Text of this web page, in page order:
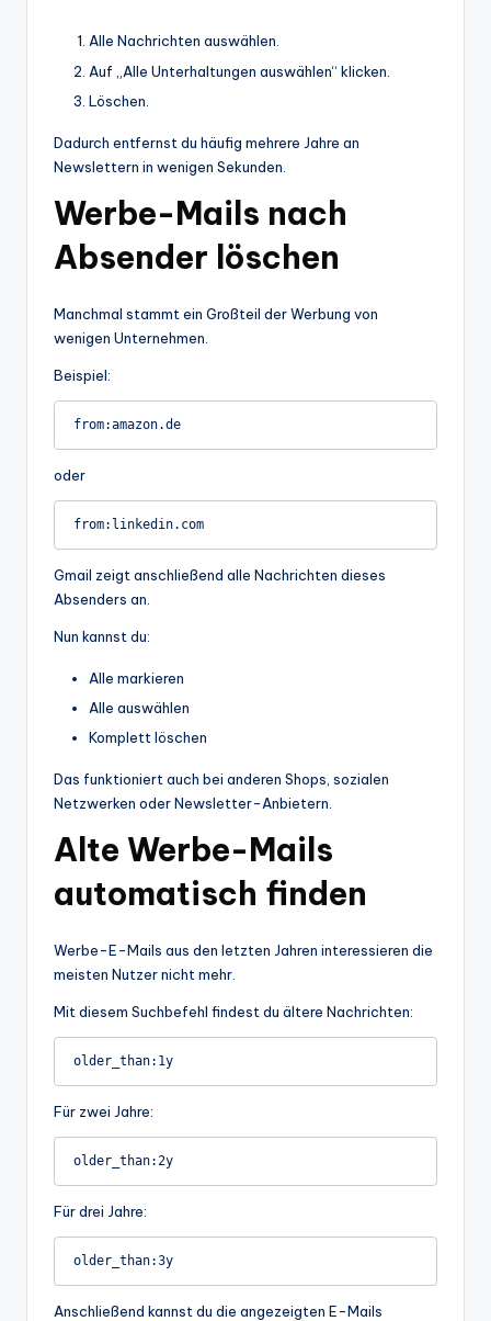
Alle Nachrichten auswählen.
Auf „Alle Unterhaltungen auswählen“ klicken.
Löschen.
Dadurch entfernst du häufig mehrere Jahre an
Newslettern in wenigen Sekunden.
Werbe-Mails nach
Absender löschen
Manchmal stammt ein Großteil der Werbung von
wenigen Unternehmen.
Beispiel:
from:amazon.de
oder
from:linkedin.com
Gmail zeigt anschließend alle Nachrichten dieses
Absenders an.
Nun kannst du:
Alle markieren
Alle auswählen
Komplett löschen
Das funktioniert auch bei anderen Shops, sozialen
Netzwerken oder Newsletter-Anbietern.
Alte Werbe-Mails
automatisch finden
Werbe-E-Mails aus den letzten Jahren interessieren die
meisten Nutzer nicht mehr.
Mit diesem Suchbefehl findest du ältere Nachrichten:
older_than:1y
Für zwei Jahre:
older_than:2y
Für drei Jahre:
older_than:3y
Anschließend kannst du die angezeigten E-Mails